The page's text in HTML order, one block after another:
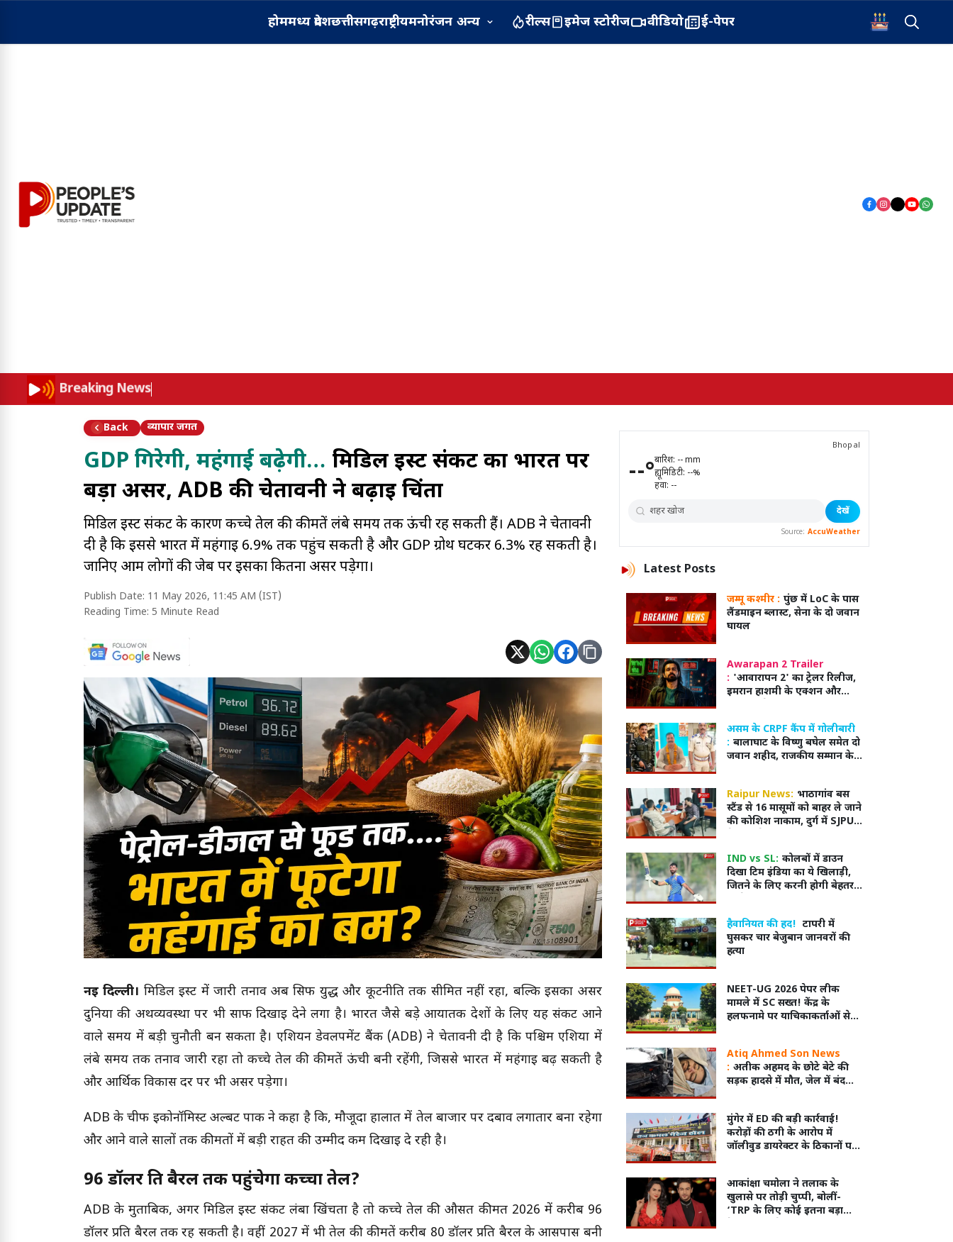
होममध्य प्रदेशछत्तीसगढ़राष्ट्रीयमनोरंजन अन्य रील्स इमेज स्टोरीज वीडियो ई-पेपर
Breaking News
Back व्यापार जगत
GDP गिरेगी, महंगाई बढ़ेगी… मिडिल ईस्ट संकट का भारत पर
बड़ा असर, ADB की चेतावनी ने बढ़ाई चिंता
मिडिल ईस्ट संकट के कारण कच्चे तेल की कीमतें लंबे समय तक ऊंची रह सकती हैं। ADB ने चेतावनी
दी है कि इससे भारत में महंगाई 6.9% तक पहुंच सकती है और GDP ग्रोथ घटकर 6.3% रह सकती है।
जानिए आम लोगों की जेब पर इसका कितना असर पड़ेगा।
Publish Date: 11 May 2026, 11:45 AM (IST)
Reading Time: 5 Minute Read
नई दिल्ली। मिडिल ईस्ट में जारी तनाव अब सिर्फ युद्ध और कूटनीति तक सीमित नहीं रहा, बल्कि इसका असर
दुनिया की अर्थव्यवस्था पर भी साफ दिखाई देने लगा है। भारत जैसे बड़े आयातक देशों के लिए यह संकट आने
वाले समय में बड़ी चुनौती बन सकता है। एशियन डेवलपमेंट बैंक (ADB) ने चेतावनी दी है कि पश्चिम एशिया में
लंबे समय तक तनाव जारी रहा तो कच्चे तेल की कीमतें ऊंची बनी रहेंगी, जिससे भारत में महंगाई बढ़ सकती है
और आर्थिक विकास दर पर भी असर पड़ेगा।
ADB के चीफ इकोनॉमिस्ट अल्बर्ट पार्क ने कहा है कि, मौजूदा हालात में तेल बाजार पर दबाव लगातार बना रहेगा
और आने वाले सालों तक कीमतों में बड़ी राहत की उम्मीद कम दिखाई दे रही है।
96 डॉलर प्रति बैरल तक पहुंचेगा कच्चा तेल?
ADB के मुताबिक, अगर मिडिल ईस्ट संकट लंबा खिंचता है तो कच्चे तेल की औसत कीमत 2026 में करीब 96
डॉलर प्रति बैरल तक रह सकती है। वहीं 2027 में भी तेल की कीमतें करीब 80 डॉलर प्रति बैरल के आसपास बनी
Bhopal
--°बारिश: --mm
ह्यूमिडिटी: --%
हवा: --
देखें
Source: AccuWeather
Latest Posts
जम्मू कश्मीर : पुंछ में LoC के पास
लैंडमाइन ब्लास्ट, सेना के दो जवान
घायल
Awarapan 2 Trailer
: 'आवारापन 2' का ट्रेलर रिलीज,
इमरान हाशमी के एक्शन और
असम के CRPF कैंप में गोलीबारी
: बालाघाट के विष्णु बघेल समेत दो
जवान शहीद, राजकीय सम्मान के
Raipur News: भाठागांव बस
स्टैंड से 16 मासूमों को बाहर ले जाने
की कोशिश नाकाम, दुर्ग में SJPU
IND vs SL: कोलबों में डाउन
दिखा टिम इंडिया का ये खिलाड़ी,
जितने के लिए करनी होगी बेहतर
हैवानियत की हद! टापरी में
घुसकर चार बेजुबान जानवरों की
हत्या
NEET-UG 2026 पेपर लीक
मामले में SC सख्त! केंद्र के
हलफनामे पर याचिकाकर्ताओं से
Atiq Ahmed Son News
: अतीक अहमद के छोटे बेटे की
सड़क हादसे में मौत, जेल में बंद
मुंगेर में ED की बड़ी कार्रवाई!
करोड़ों की ठगी के आरोप में
जॉलीवुड डायरेक्टर के ठिकानों पर
आकांक्षा चमोला ने तलाक के
खुलासे पर तोड़ी चुप्पी, बोलीं-
‘TRP के लिए कोई इतना बड़ा